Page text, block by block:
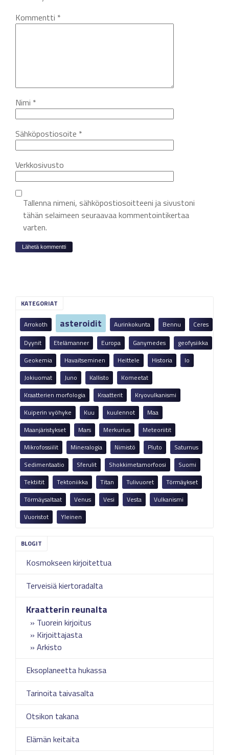
KATEGORIAT
Arrokoth asteroidit Aurinkokunta Bennu
Ceres
Dyynit
Etelämanner Europa Ganymedes
geofysiikka
Geokemia
Havaitseminen Heittele Historia
Io
Jokiuomat
Juno Kallisto
Komeetat
Kraatterien morfologia
Kraatterit
Kryovulkanismi
Kuiperin vyöhyke
Kuu kuulennot
Maa
Maanjäristykset
Mars Merkurius
Meteoriitit
Mikrofossiilit
Mineralogia Nimistö Pluto
Saturnus
Sedimentaatio
Sferulit Shokkimetamorfoosi
Suomi
Tektiitit
Tektoniikka Titan Tulivuoret
Törmäykset
Törmäysaltaat
Venus Vesi Vesta
Vulkanismi
Vuoristot
Yleinen
Kosmokseen kirjoitettua
Terveisiä kiertoradalta
Kraatterin reunalta
Tuorein kirjoitus
Kirjoittajasta
Arkisto
Eksoplaneetta hukassa
Tarinoita taivasalta
Otsikon takana
Elämän keitaita
Kommentti *
Nimi *
Sähköpostiosoite *
Verkkosivusto
Tallenna nimeni, sähköpostiosoitteeni ja sivustoni
tähän selaimeen seuraavaa kommentointikertaa
varten.